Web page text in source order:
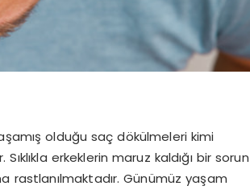
olduğu saç dökülmeleri kimi
erkeklerin maruz kaldığı bir sorun
rastlanılmaktadır. Günümüz yaşam